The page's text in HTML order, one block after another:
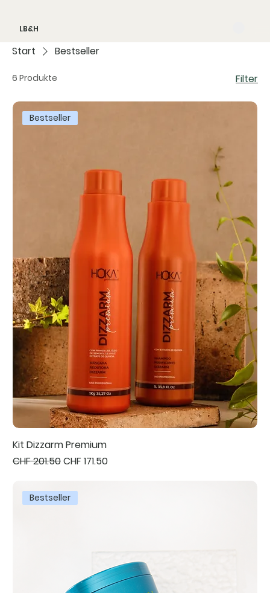
LB&H
Start Bestseller
6 Produkte Filter
Bestseller
Kit Dizzarm Premium
Standardpreis
CHF 201.50Sale-Preis
CHF 171.50
Bestseller